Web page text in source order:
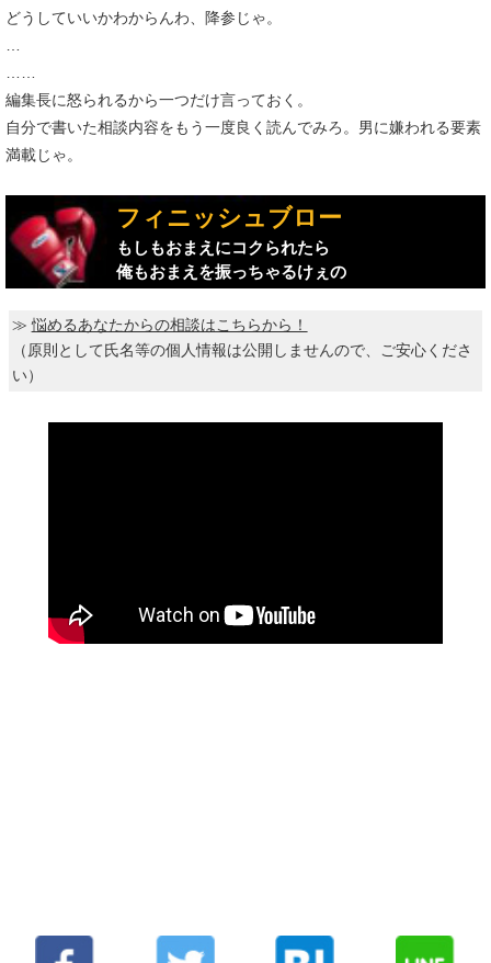
どうしていいかわからんわ、降参じゃ。
編集長に怒られるから一つだけ言っておく。
自分で書いた相談内容をもう一度良く読んでみろ。男に嫌われる要素
満載じゃ。
フィニッシュブロー
もしもおまえにコクられたら
俺もおまえを振っちゃるけぇの
≫悩めるあなたからの相談はこちらから！
（原則として氏名等の個人情報は公開しませんので、ご安心くださ
い）